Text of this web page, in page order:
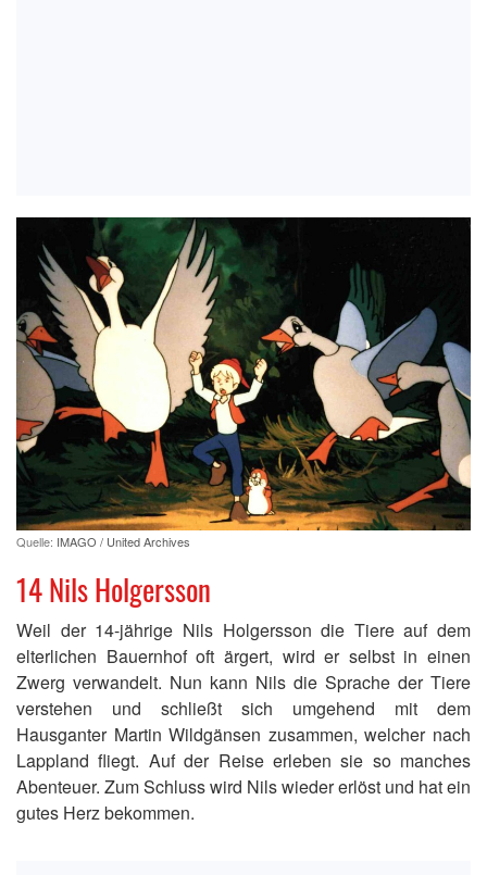
Quelle: IMAGO / United Archives
14 Nils Holgersson
Weil der 14-jährige Nils Holgersson die Tiere auf dem
elterlichen Bauernhof oft ärgert, wird er selbst in einen
Zwerg verwandelt. Nun kann Nils die Sprache der Tiere
verstehen und schließt sich umgehend mit dem
Hausganter Martin Wildgänsen zusammen, welcher nach
Lappland fliegt. Auf der Reise erleben sie so manches
Abenteuer. Zum Schluss wird Nils wieder erlöst und hat ein
gutes Herz bekommen.